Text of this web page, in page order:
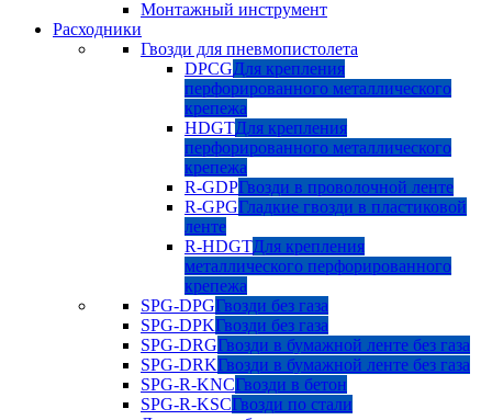
Монтажный инструмент
Расходники
Гвозди для пневмопистолета
DPCGДля крепления
перфорированного металлического
крепежа
HDGTДля крепления
перфорированного металлического
крепежа
R-GDPГвозди в проволочной ленте
R-GPGГладкие гвозди в пластиковой
ленте
R-HDGTДля крепления
металлического перфорированного
крепежа
SPG-DPGГвозди без газа
SPG-DPKГвозди без газа
SPG-DRGГвозди в бумажной ленте без газа
SPG-DRKГвозди в бумажной ленте без газа
SPG-R-KNCГвозди в бетон
SPG-R-KSCГвозди по стали